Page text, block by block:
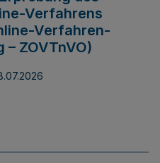
Verfahrens
Verfahren-
ZOVTnVO)